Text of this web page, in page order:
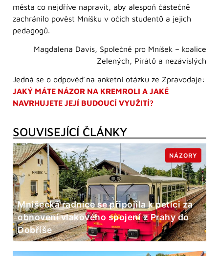
města co nejdříve napravit, aby alespoň částečně
zachránilo pověst Mníšku v očích studentů a jejich
pedagogů.
Magdalena Davis, Společně pro Mníšek – koalice
Zelených, Pirátů a nezávislých
Jedná se o odpověď na anketní otázku ze Zpravodaje:
JAKÝ MÁTE NÁZOR NA KREMROLI A JAKÉ
NAVRHUJETE JEJÍ BUDOUCÍ VYUŽITÍ?
SOUVISEJÍCÍ ČLÁNKY
Mníšecká radnice se připojila k petici za
obnovení vlakového spojení z Prahy do
Dobříše
NÁZORY